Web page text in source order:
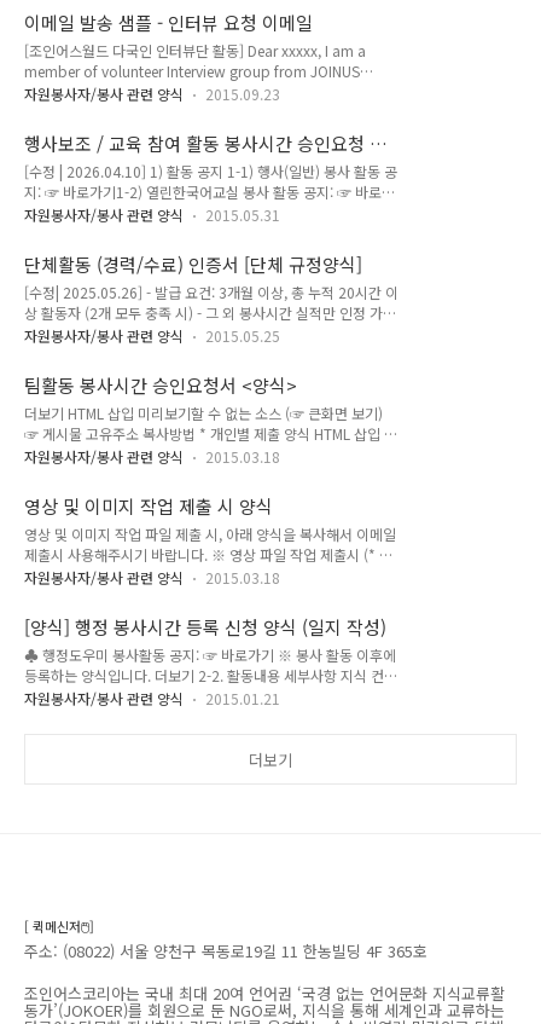
는 NGO로써,지식을 통해 세계인과 교류하는 다국어&다문화 지
식허브..
오는길) - 내용 : 캠페이너 홍보단 참가자 사전교육 - 교육 시간 :
오후 3시 ~ 오후 5시 (2시간 내외) - 교육 일정: 14:30 ~ 15:00 -
도착 및 출석체크15:00 ~ 15:30 - 조인어스코리아 소개 및 주요
거점 캠페이너 홍보단 활동 설명15:30 ~ 16:00 - 팀 편성 및 친
목활동16:00 ~ 17:00 - 팀 별 회의 및 발표 - 준비물: 필기도구
는..
이메일 발송 샘플 - 인터뷰 요청 이메일
[조인어스월드 다국인 인터뷰단 활동] Dear xxxxx, I am a
member of volunteer Interview group from JOINUS
KOREA, a non governmental organization (NGO) in the
have an opportunity to have an interview with you at
your convenient time. To briefly explain about the
program, its purpose is to highlight Korea’s current
phase on various aspects such as culture, soci..
자원봉사자/봉사 관련 양식 2015.09.23
행사보조 / 교육 참여 활동 봉사시간 승인요청 양
식
[수정 | 2026.04.10] 1) 활동 공지 1-1) 행사(일반) 봉사 활동 공
지: ☞ 바로가기1-2) 열린한국어교실 봉사 활동 공지: ☞ 바로가
기 2) 활동보고서(일지) 게시판 2-1) 행사 일반: ☞ 바로가기 2-
한국어 교실 (수업일지): ☞ 바로가기 ※ 봉사 활동 이후에 등록
하는 양식입니다. - 활동보고서 등 url주소 복사방법: 바로가기>
로드 중... ※ 양식 보내기 후, 별도로 이메일을 보내거나, 연락하
실 필요는 없습니다. "다국어&다문화 지식공유/교류 커뮤니티"
운영 IT NGO MULTILINGUAL KNOWLEDGE EXCHANGE &
자원봉사자/봉사 관련 양식 2015.05.31
단체활동 (경력/수료) 인증서 [단체 규정양식]
[수정| 2025.05.26] - 발급 요건: 3개월 이상, 총 누적 20시간 이
상 활동자 (2개 모두 충족 시) - 그 외 봉사시간 실적만 인정 가능
♣ 전체 승인요청 양식 모아보기 : ☞ 바로가기 더보기 - (해당하
료증/인증서에는 기재되지 않으며, 인사(人事) 관련 기업/기관
에서 별도 요청 시 제공될 수 있습니다. https://jow.so/jk-cert
로드 중…">로드 중… "다국어&다문화 지식공유/교류 커뮤니
티" 운영 IT NGO MULTILINGUAL KNOWLEDGE EXCHANGE
& SHARING COMMUNITY JOINUSWORLD.ORG 조인어스코
자원봉사자/봉사 관련 양식 2015.05.25
팀활동 봉사시간 승인요청서 <양식>
더보기 HTML 삽입 미리보기할 수 없는 소스 (☞ 큰화면 보기)
☞ 게시물 고유주소 복사방법 * 개인별 제출 양식 HTML 삽입 미
리보기할 수 없는 소스 * 1365 봉사 시간 입력시스템 화면에 대
운영 IT NGO MULTILINGUAL KNOWLEDGE EXCHANGE &
SHARING COMMUNITY JOINUSWORLD.ORG 조인어스코리
아는 국내 최대 20 언어권 ‘국경 없는 언어문화 지식교류활동
가’(JOKOER)를 회원으로 하는 NGO로써,지식을 통해 세계인과
교류하는 다국어&다문화 지식허브 커뮤니티를 운영하는 순수
자원봉사자/봉사 관련 양식 2015.03.18
영상 및 이미지 작업 제출 시 양식
영상 및 이미지 작업 파일 제출 시, 아래 양식을 복사해서 이메일
제출시 사용해주시기 바랍니다. ※ 영상 파일 작업 제출시 (* 는
필수 항목) 항목 내용 봉사요청번호메일을 통해 봉사를 요청받
예)Multinational Healing Talk_김지원_20150303.avi 영상
제목 *유튜브 등에 게시될 때 영상 제목봉사자 (팀명) * 촬영 일
자 언어문화 영상홍보단용 촬영 장소언어문화 영상홍보단용 참
여자 이름 및 역할언어문화 영상홍보단용 영상 설명/남길말 제
작 과정 등, 유튜브 등에 게시될 때 영상 설명 ※ 이미지 작업 파
자원봉사자/봉사 관련 양식 2015.03.18
[양식] 행정 봉사시간 등록 신청 양식 (일지 작성)
♣ 행정도우미 봉사활동 공지: ☞ 바로가기 ※ 봉사 활동 이후에
등록하는 양식입니다. 더보기 2-2. 활동내용 세부사항 지식 컨텐
츠 (영문) 게시: 4 건 지식나눔웹 봉사시간 처리: 3건 승인 & 입
1건 반려(이지현) 동아리 봉사시간: 1건 승인 신입봉사자 환영메
자원봉사자/봉사 관련 양식 2015.01.21
더보기
[ 퀵메신저🖱️]
주소: (08022) 서울 양천구 목동로19길 11 한농빌딩 4F 365호
조인어스코리아는 국내 최대 20여 언어권 ‘국경 없는 언어문화 지식교류활
동가’(JOKOER)를 회원으로 둔 NGO로써, 지식을 통해 세계인과 교류하는